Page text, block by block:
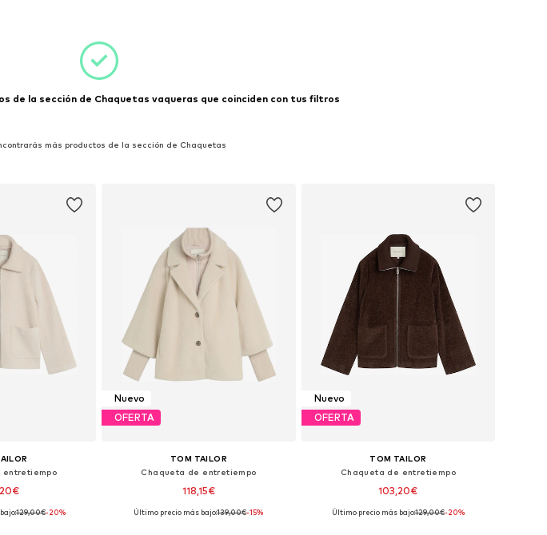
de la sección de Chaquetas vaqueras que coinciden con tus filtros
más productos de la sección de Chaquetas
entretiempo
S, M, L, XL, XXL
129,00€-20%
Nuevo
OFERTA
TOM TAILOR
Chaqueta de entretiempo
118,15€
Tallas disponibles: XS, S, M, L, XL, XXL
Último precio más bajo:139,00€-15%
Nuevo
OFERTA
TOM TAILOR
Chaqueta de entretiempo
103,20€
Tallas disponibles: XS, S, M, L, XL, XXL
Último precio más bajo:129,00€-20%